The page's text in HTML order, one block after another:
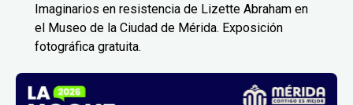
Imaginarios en resistencia de Lizette Abraham en
el Museo de la Ciudad de Mérida. Exposición
fotográfica gratuita.